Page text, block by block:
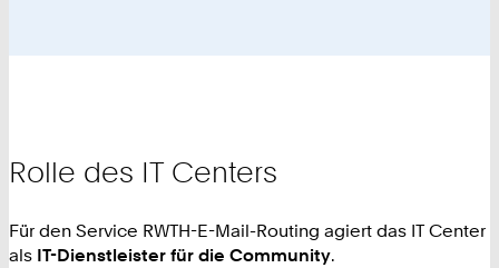
Rolle des IT Centers
Für den Service RWTH-E-Mail-Routing agiert das IT Center
als IT-Dienstleister für die Community.